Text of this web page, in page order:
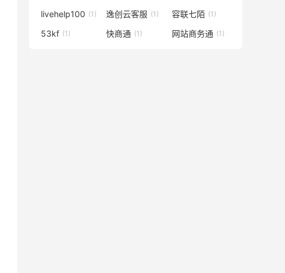
livehelp100 (1) 逸创云客服 (1) 容联七陌 (1)
53kf (1) 快商通 (1) 网站商务通 (1)